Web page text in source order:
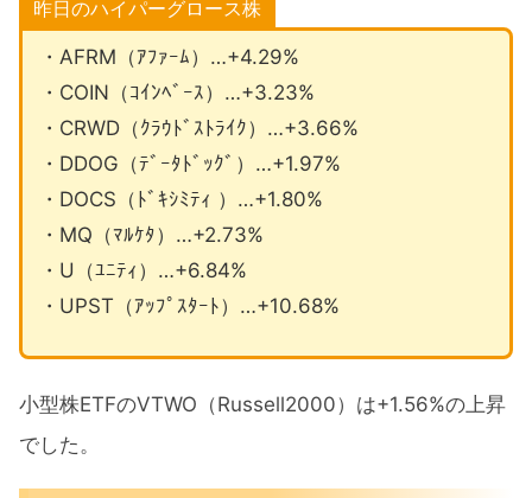
昨日のハイパーグロース株
・AFRM（ｱﾌｧｰﾑ）…+4.29%
・COIN（ｺｲﾝﾍﾞｰｽ）…+3.23%
・CRWD（ｸﾗｳﾄﾞｽﾄﾗｲｸ）…+3.66%
・DDOG（ﾃﾞｰﾀﾄﾞｯｸﾞ）…+1.97%
・DOCS（ﾄﾞｷｼﾐﾃｨ ）…+1.80%
・MQ（ﾏﾙｹﾀ）…+2.73%
・U（ﾕﾆﾃｨ）…+6.84%
・UPST（ｱｯﾌﾟｽﾀｰﾄ）…+10.68%
小型株ETFのVTWO（Russell2000）は+1.56%の上昇
でした。